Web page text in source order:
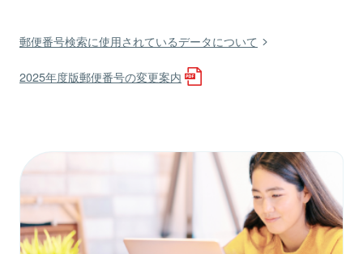
郵便番号検索に使用されているデータについて
2025年度版郵便番号の変更案内